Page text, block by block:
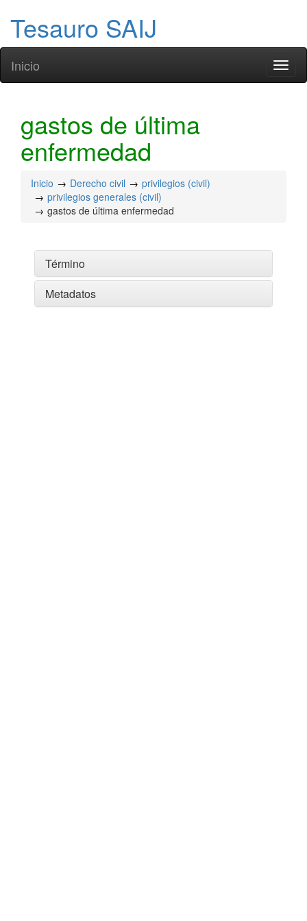
Tesauro SAIJ
Inicio
gastos de última
enfermedad
Inicio Derecho civil
privilegios (civil)
privilegios generales (civil)
gastos de última enfermedad
Término
Metadatos